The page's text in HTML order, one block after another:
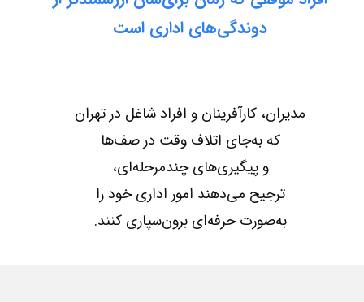
دوندگی‌های اداری است​​​​​​​
مدیران، کارآفرینان و افراد شاغل در تهران
که به‌جای اتلاف وقت در صف‌ها
​​​​​​​و پیگیری‌های چندمرحله‌ای،
​​​​​​​ترجیح می‌دهند امور اداری خود را
به‌صورت حرفه‌ای برون‌سپاری کنند.​​​​​​​